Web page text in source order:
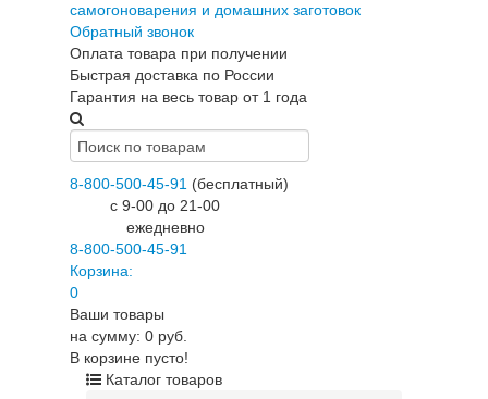
самогоноварения и домашних заготовок
Обратный звонок
Оплата товара при получении
Быстрая доставка по России
Гарантия на весь товар от 1 года
8-800-500-45-91 (бесплатный)
c 9-00 до 21-00
ежедневно
8-800-500-45-91
Корзина:
0
Ваши товары
на сумму: 0 руб.
В корзине пусто!
Каталог товаров